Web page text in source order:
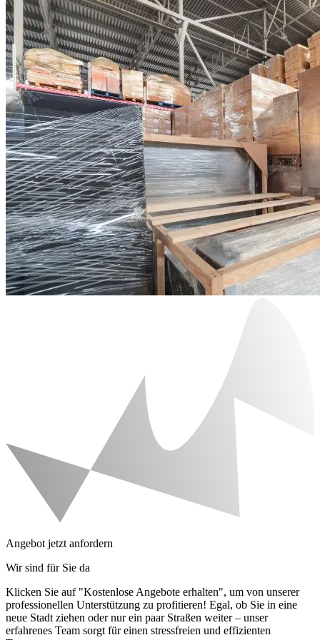
Angebot jetzt anfordern
Wir sind für Sie da
Klicken Sie auf "Kostenlose Angebote erhalten", um von unserer
professionellen Unterstützung zu profitieren! Egal, ob Sie in eine
neue Stadt ziehen oder nur ein paar Straßen weiter – unser
erfahrenes Team sorgt für einen stressfreien und effizienten